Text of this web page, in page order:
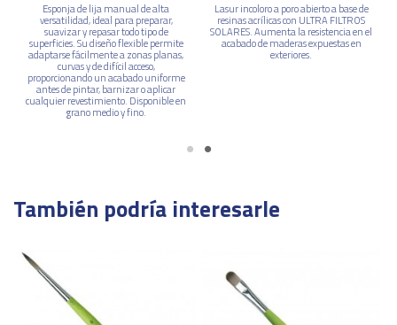
Esponja de lija manual de alta
versatilidad, ideal para preparar,
suavizar y repasar todo tipo de
superficies. Su diseño flexible permite
adaptarse fácilmente a zonas planas,
curvas y de difícil acceso,
proporcionando un acabado uniforme
antes de pintar, barnizar o aplicar
cualquier revestimiento. Disponible en
grano medio y fino.
Lasur incoloro a poro abierto a base de
resinas acrílicas con ULTRA FILTROS
SOLARES. Aumenta la resistencia en el
acabado de maderas expuestas en
exteriores.
También podría interesarle